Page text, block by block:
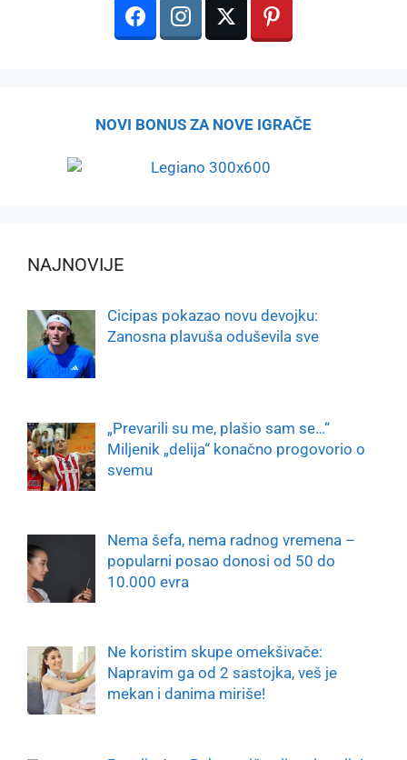
NOVI BONUS ZA NOVE IGRAČE
NAJNOVIJE
Cicipas pokazao novu devojku:
Zanosna plavuša oduševila sve
„Prevarili su me, plašio sam se…“
Miljenik „delija“ konačno progovorio o
svemu
Nema šefa, nema radnog vremena –
popularni posao donosi od 50 do
10.000 evra
Ne koristim skupe omekšivače:
Napravim ga od 2 sastojka, veš je
mekan i danima miriše!